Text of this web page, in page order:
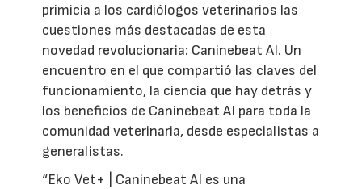
primicia a los cardiólogos veterinarios las
cuestiones más destacadas de esta
novedad revolucionaria: Caninebeat AI. Un
encuentro en el que compartió las claves del
funcionamiento, la ciencia que hay detrás y
los beneficios de Caninebeat AI para toda la
comunidad veterinaria, desde especialistas a
generalistas.
“Eko Vet+ | Caninebeat AI es una